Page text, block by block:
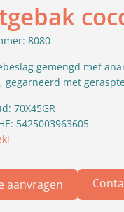
8080
gemengd met
gegarneerd met
70X45GR
5425003963605
aanvragen